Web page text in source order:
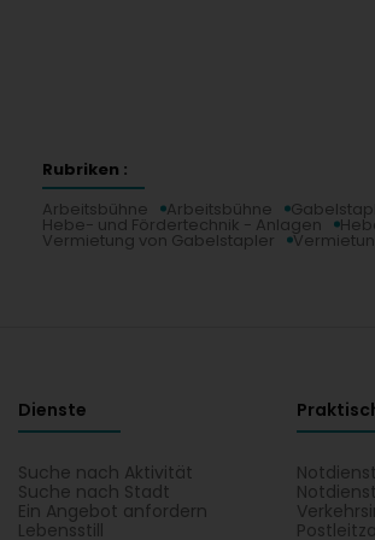
Rubriken :
Arbeitsbühne
Arbeitsbühne
Hebe- und Fördertechnik - Anlagen
Vermietung von Gabelstapler
Dienste
Suche nach Aktivität
Suche nach Stadt
Ein Angebot anfordern
Lebensstill